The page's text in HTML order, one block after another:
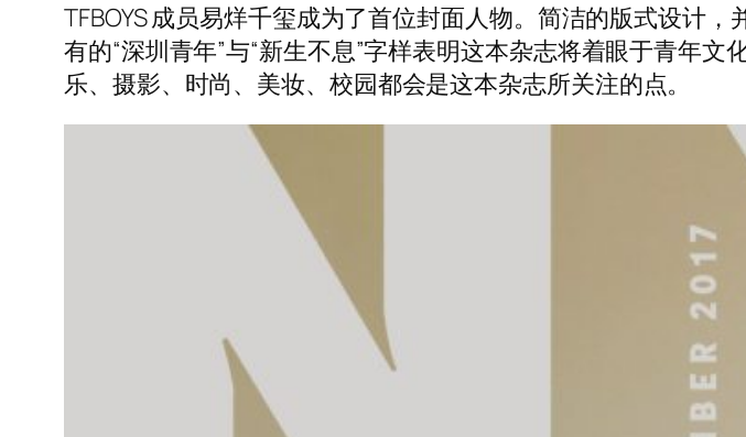
TFBOYS 成员易烊千玺成为了首位封面人物。简洁的版式设计
有的“深圳青年”与“新生不息”字样表明这本杂志将着眼于青年
乐、摄影、时尚、美妆、校园都会是这本杂志所关注的点。